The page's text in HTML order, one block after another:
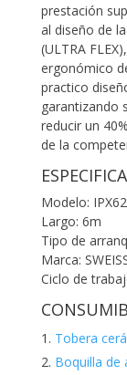
prestación
al diseño de
(ULTRA
ergonómico
practico
garantizando
reducir un
de la
Modelo: IPX62
Largo: 6m
Tipo de
Marca:
Ciclo de
Tobera
Boquilla de